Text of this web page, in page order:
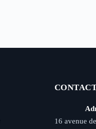
16 avenue